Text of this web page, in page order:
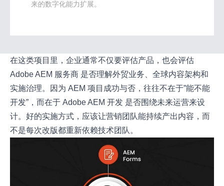
来的数字化能力扩展。
在这类项目里，企业通常不仅要评估产品，也会评估
Adobe AEM 服务商 是否理解外贸业务、全球内容架构和
实施治理。因为 AEM 项目成功与否，往往不在于”能不能
开发”，而在于 Adobe AEM 开发 是否围绕未来运营来设
计。好的实施方式，应该让营销团队能持续产出内容，而
不是每次改版都重新依赖技术团队。